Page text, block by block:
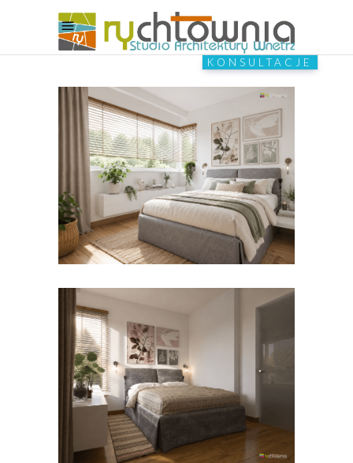
KONSULTACJE